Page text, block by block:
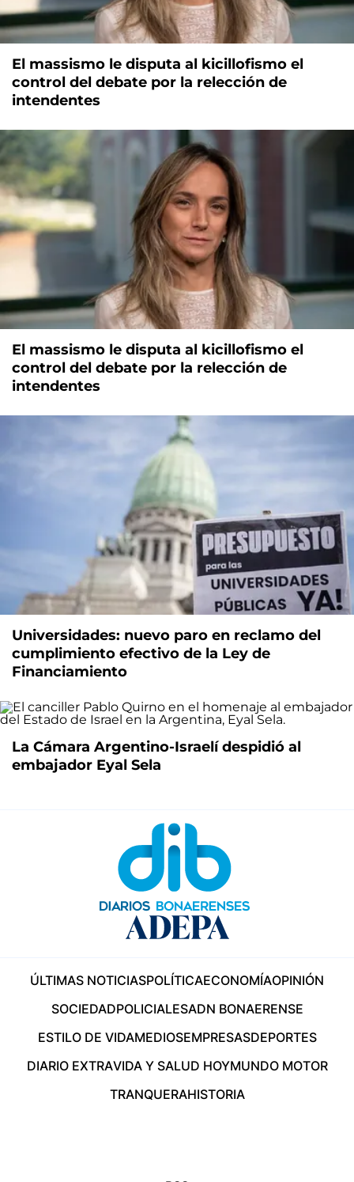
El massismo le disputa al kicillofismo el
control del debate por la relección de
intendentes
El massismo le disputa al kicillofismo el
control del debate por la relección de
intendentes
Universidades: nuevo paro en reclamo del
cumplimiento efectivo de la Ley de
Financiamiento
La Cámara Argentino-Israelí despidió al
embajador Eyal Sela
ÚLTIMAS NOTICIASPOLÍTICAECONOMÍAOPINIÓN
SOCIEDADPOLICIALESADN BONAERENSE
ESTILO DE VIDAMEDIOSEMPRESASDEPORTES
DIARIO EXTRAVIDA Y SALUD HOYMUNDO MOTOR
TRANQUERAHISTORIA